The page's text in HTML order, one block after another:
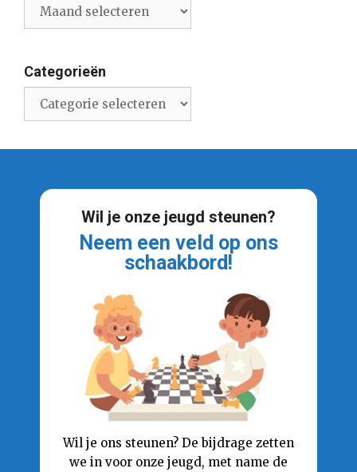
nieuwsberichten
Categorieën
Wil je onze jeugd steunen?
Neem een veld op ons
schaakbord!
Wil je ons steunen? De bijdrage zetten
we in voor onze jeugd, met name de